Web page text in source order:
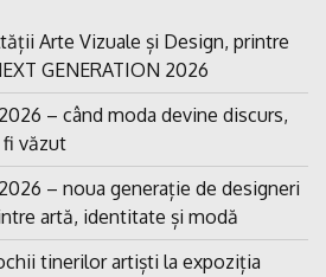
Arte Vizuale și Design, printre
GENERATION 2026
– când moda devine discurs,
fi văzut
– noua generație de designeri
artă, identitate și modă
tinerilor artiști la expoziția